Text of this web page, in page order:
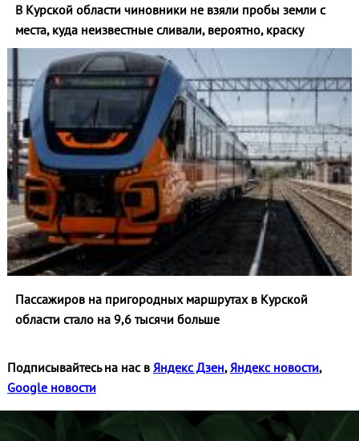
В Курской области чиновники не взяли пробы земли с
места, куда неизвестные сливали, вероятно, краску
Пассажиров на пригородных маршрутах в Курской
области стало на 9,6 тысячи больше
Подписывайтесь на нас в Яндекс Дзен, Яндекс новости,
Google новости